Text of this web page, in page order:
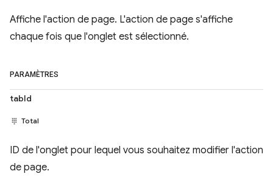
Affiche l'action de page. L'action de page s'affiche
chaque fois que l'onglet est sélectionné.
PARAMÈTRES
tabId
Total
ID de l'onglet pour lequel vous souhaitez modifier l'action
de page.